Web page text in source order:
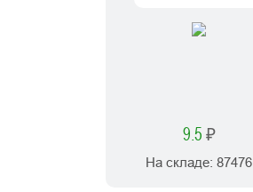
9.5 ₽
На складе: 87476